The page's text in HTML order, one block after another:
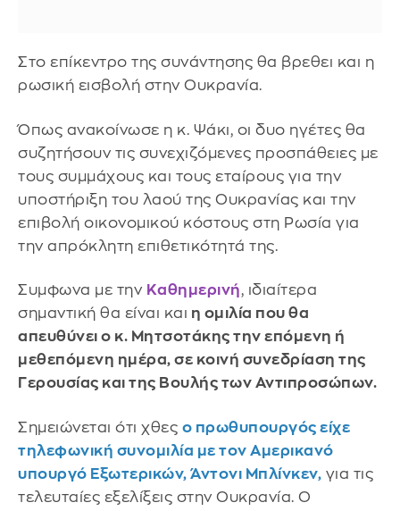
Στο επίκεντρο της συνάντησης θα βρεθει και η
ρωσική εισβολή στην Ουκρανία.
Όπως ανακοίνωσε η κ. Ψάκι, οι δυο ηγέτες θα
συζητήσουν τις συνεχιζόμενες προσπάθειες με
τους συμμάχους και τους εταίρους για την
υποστήριξη του λαού της Ουκρανίας και την
επιβολή οικονομικού κόστους στη Ρωσία για
την απρόκλητη επιθετικότητά της.
Συμφωνα με την Καθημερινή, ιδιαίτερα
σημαντική θα είναι και η ομιλία που θα
απευθύνει ο κ. Μητσοτάκης την επόμενη ή
μεθεπόμενη ημέρα, σε κοινή συνεδρίαση της
Γερουσίας και της Βουλής των Αντιπροσώπων.
Σημειώνεται ότι χθες ο πρωθυπουργός είχε
τηλεφωνική συνομιλία με τον Αμερικανό
υπουργό Εξωτερικών, Άντονι Μπλίνκεν, για τις
τελευταίες εξελίξεις στην Ουκρανία. Ο